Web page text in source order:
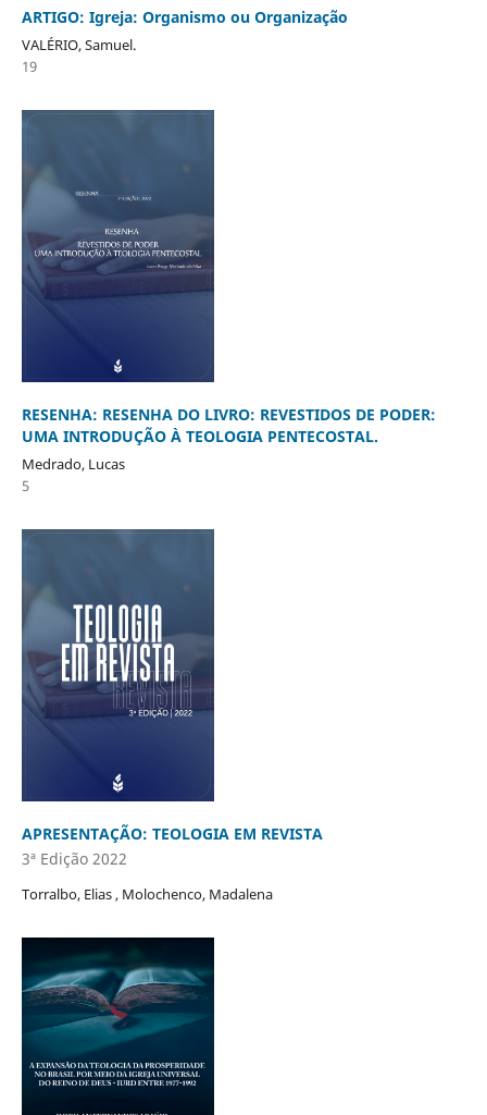
ARTIGO: Igreja: Organismo ou Organização
VALÉRIO, Samuel.
19
RESENHA: RESENHA DO LIVRO: REVESTIDOS DE PODER:
UMA INTRODUÇÃO À TEOLOGIA PENTECOSTAL.
Medrado, Lucas
5
APRESENTAÇÃO: TEOLOGIA EM REVISTA
3ª Edição 2022
Torralbo, Elias , Molochenco, Madalena